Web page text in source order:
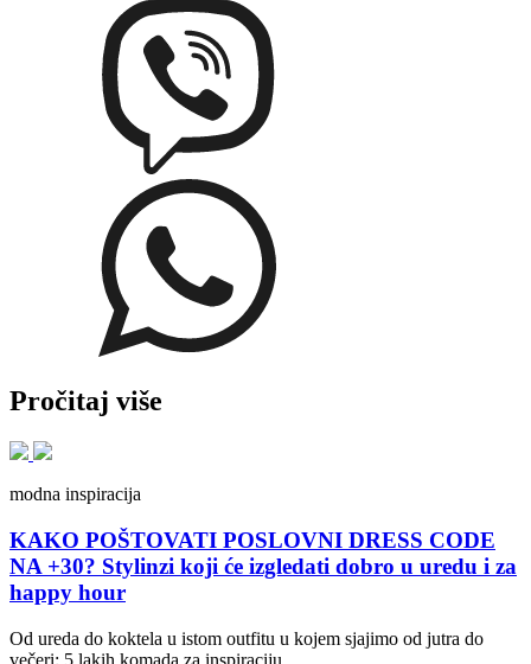
Pročitaj više
modna inspiracija
KAKO POŠTOVATI POSLOVNI DRESS CODE
NA +30? Stylinzi koji će izgledati dobro u uredu i za
happy hour
Od ureda do koktela u istom outfitu u kojem sjajimo od jutra do
večeri: 5 lakih komada za inspiraciju